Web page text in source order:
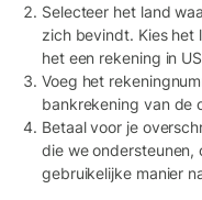
Selecteer het land
zich bevindt. Kies het
het een rekening in
Voeg het
bankrekening van de
Betaal voor je
die we ondersteunen,
gebruikelijke manier